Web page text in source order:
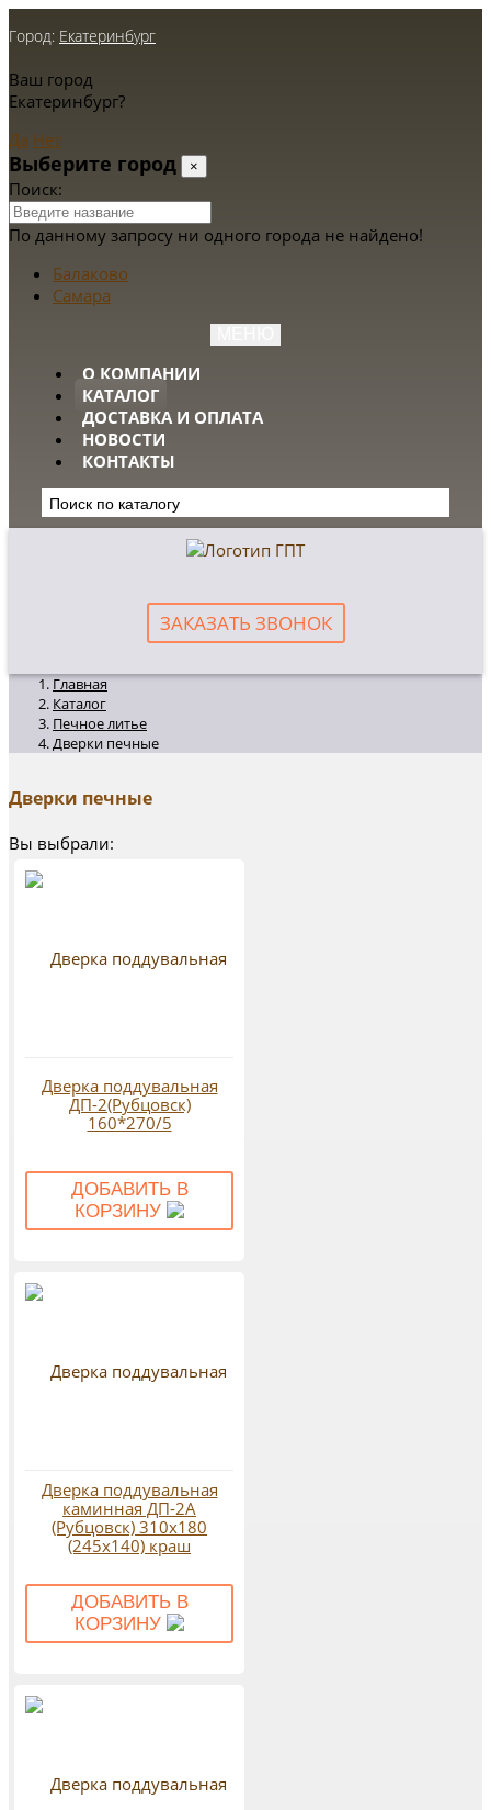
Город: Екатеринбург
Ваш город
Екатеринбург?
Да Нет
Выберите город ×
Поиск:
По данному запросу ни одного города не найдено!
Балаково
Самара
О КОМПАНИИ
КАТАЛОГ
ДОСТАВКА И ОПЛАТА
НОВОСТИ
КОНТАКТЫ
ЗАКАЗАТЬ ЗВОНОК
Главная
Каталог
Печное литье
Дверки печные
Дверки печные
Вы выбрали:
Дверка поддувальная
ДП-2(Рубцовск)
160*270/5
ДОБАВИТЬ В
КОРЗИНУ
Дверка поддувальная
каминная ДП-2А
(Рубцовск) 310х180
(245х140) краш
ДОБАВИТЬ В
КОРЗИНУ